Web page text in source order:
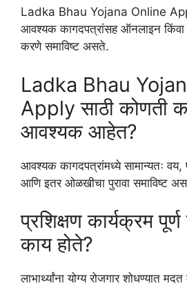
Ladka Bhau Yojana Online
आवश्यक कागदपत्रांसह ऑनलाइन
करणे समाविष्ट असते.
Ladka Bhau
Apply साठी कोणती
आवश्यक आहेत?
आवश्यक कागदपत्रांमध्ये सामान्यतः वय,
आणि इतर ओळखीचा पुरावा समाविष्ट
प्रशिक्षण कार्यक्रम
काय होते?
लाभार्थ्यांना योग्य रोजगार शोधण्यात